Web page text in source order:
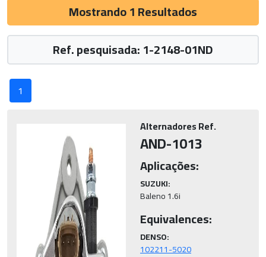
Mostrando 1 Resultados
Ref. pesquisada: 1-2148-01ND
1
Alternadores Ref.
AND-1013
Aplicações:
SUZUKI:
Baleno 1.6i
Equivalences:
DENSO: